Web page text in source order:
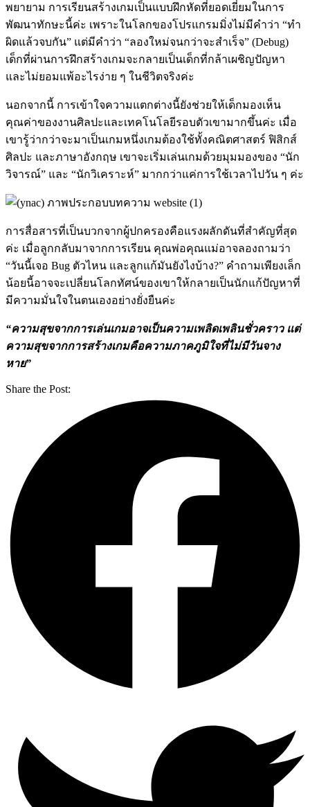
พยายาม การเรียนสร้างเกมเป็นแบบฝึกหัดที่ยอดเยี่ยมในการ
พัฒนาทักษะนี้ค่ะ เพราะในโลกของโปรแกรมมิ่งไม่มีคำว่า “ทำ
ผิดแล้วจบกัน” แต่มีคำว่า “ลองใหม่จนกว่าจะสำเร็จ” (Debug)
เด็กที่ผ่านการฝึกสร้างเกมจะกลายเป็นเด็กที่กล้าเผชิญปัญหา
และไม่ยอมแพ้อะไรง่าย ๆ ในชีวิตจริงค่ะ
นอกจากนี้ การเข้าใจความแตกต่างนี้ยังช่วยให้เด็กมองเห็น
คุณค่าของงานศิลปะและเทคโนโลยีรอบตัวเขามากขึ้นค่ะ เมื่อ
เขารู้ว่ากว่าจะมาเป็นเกมหนึ่งเกมต้องใช้ทั้งคณิตศาสตร์ ฟิสิกส์
ศิลปะ และภาษาอังกฤษ เขาจะเริ่มเล่นเกมด้วยมุมมองของ “นัก
วิจารณ์” และ “นักวิเคราะห์” มากกว่าแค่การใช้เวลาไปวัน ๆ ค่ะ
การสื่อสารที่เป็นบวกจากผู้ปกครองคือแรงผลักดันที่สำคัญที่สุด
ค่ะ เมื่อลูกกลับมาจากการเรียน คุณพ่อคุณแม่อาจลองถามว่า
“วันนี้เจอ Bug ตัวไหน และลูกแก้มันยังไงบ้าง?” คำถามเพียงเล็ก
น้อยนี้อาจจะเปลี่ยนโลกทัศน์ของเขาให้กลายเป็นนักแก้ปัญหาที่
มีความมั่นใจในตนเองอย่างยั่งยืนค่ะ
“ความสุขจากการเล่นเกมอาจเป็นความเพลิดเพลินชั่วคราว แต่
ความสุขจากการสร้างเกมคือความภาคภูมิใจที่ไม่มีวันจาง
หาย”
Share the Post: